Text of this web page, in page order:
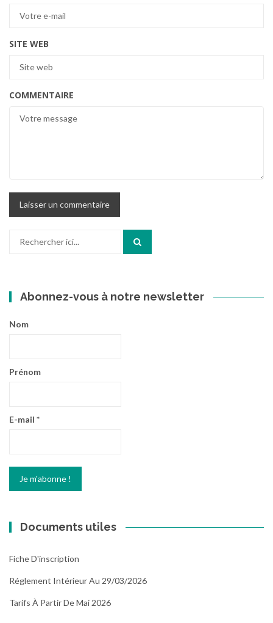
SITE WEB
COMMENTAIRE
Abonnez-vous à notre newsletter
Nom
Prénom
E-mail *
Documents utiles
Fiche D'inscription
Réglement Intérieur Au 29/03/2026
Tarifs À Partir De Mai 2026